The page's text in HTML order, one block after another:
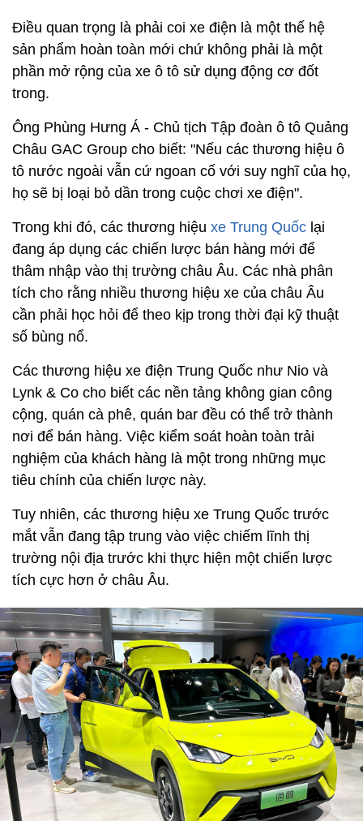
Điều quan trọng là phải coi xe điện là một thế hệ
sản phẩm hoàn toàn mới chứ không phải là một
phần mở rộng của xe ô tô sử dụng động cơ đốt
trong.
Ông Phùng Hưng Á - Chủ tịch Tập đoàn ô tô Quảng
Châu GAC Group cho biết: "Nếu các thương hiệu ô
tô nước ngoài vẫn cứ ngoan cố với suy nghĩ của họ,
họ sẽ bị loại bỏ dần trong cuộc chơi xe điện".
Trong khi đó, các thương hiệu xe Trung Quốc lại
đang áp dụng các chiến lược bán hàng mới để
thâm nhập vào thị trường châu Âu. Các nhà phân
tích cho rằng nhiều thương hiệu xe của châu Âu
cần phải học hỏi để theo kịp trong thời đại kỹ thuật
số bùng nổ.
Các thương hiệu xe điện Trung Quốc như Nio và
Lynk & Co cho biết các nền tảng không gian công
cộng, quán cà phê, quán bar đều có thể trở thành
nơi để bán hàng. Việc kiểm soát hoàn toàn trải
nghiệm của khách hàng là một trong những mục
tiêu chính của chiến lược này.
Tuy nhiên, các thương hiệu xe Trung Quốc trước
mắt vẫn đang tập trung vào việc chiếm lĩnh thị
trường nội địa trước khi thực hiện một chiến lược
tích cực hơn ở châu Âu.